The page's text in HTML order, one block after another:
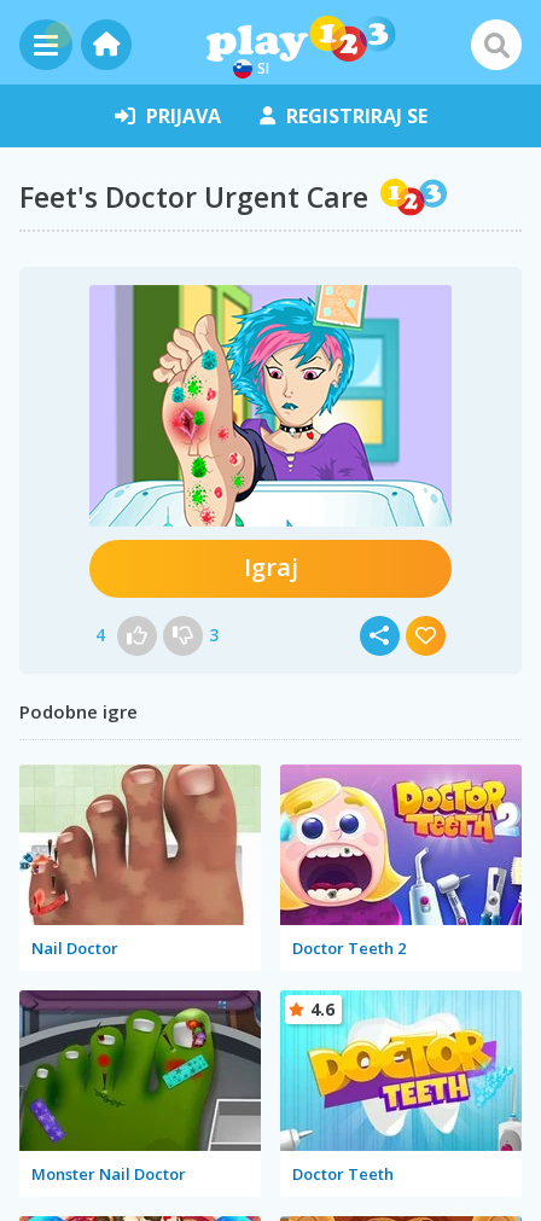
SI
PRIJAVA REGISTRIRAJ SE
Feet's Doctor Urgent Care
Igraj
4 3
Podobne igre
Nail Doctor Doctor Teeth 2
Monster Nail Doctor Doctor Teeth
4.6